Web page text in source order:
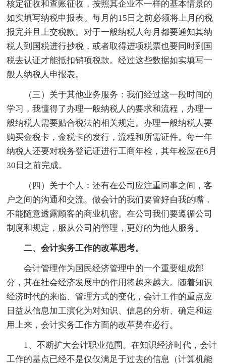
核定征收和查账征收，按照其企业不一样的基本情景的
如实填写纳税申报表。每月的15日之前必须将上月的税
报完并且上交税款。对于一般纳税人每月都要通知其纳
税人到国税进行抄税，或者取得进项税票也要同时到国
税去认证才能抵扣销项税款。经过这些数据如实填写一
般人纳税人申报表。
（三）关于其他业务服务：我们经过这一段时间的
学习，我懂得了办理一般纳税人的要求和流程，办理一
般纳税人需要贴合税法的相关规定。办理一般纳税人要
购买金税卡，金税卡的发行，流程和所需证件。每一年
纳税人还要对税务登记证进行工商年检，其年检应在6月
30日之前完成。
（四）关于个人：还有在公司应注重同事之间，客
户之间的沟通和交流。做会计的我们要管好自我的嘴，
不能随意透露顾客的商业机密。在公司我们要遵循公司
制度和规定，服从公司的管理，更好的为他人服务。
二、会计实务工作的改革思考。
会计管理作为国民经济管理中的一个重要组成部
分，其在社会经济发展中的作用将越来越大。随着知识
经济时代的来临、管理方式的变化，会计工作的重点应
日益从信息加工演化为对知识、信息的分析、确定和运
用上来，会计实务工作方面的改革势在必行。
1、不断扩大会计职业范围。在知识经济时代，会计
工作的基点已经不是仅仅满足于过去的信息（计算机能